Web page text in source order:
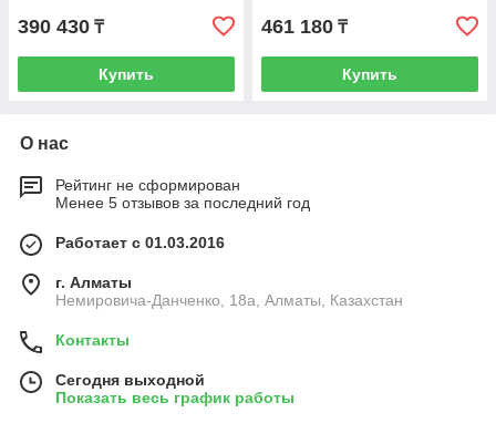
390 430 ₸
Купить
461 180 ₸
Купить
О нас
Рейтинг не сформирован
Менее 5 отзывов за последний год
Работает с 01.03.2016
г. Алматы
Немировича-Данченко, 18а, Алматы, Казахстан
Контакты
Сегодня выходной
Показать весь график работы